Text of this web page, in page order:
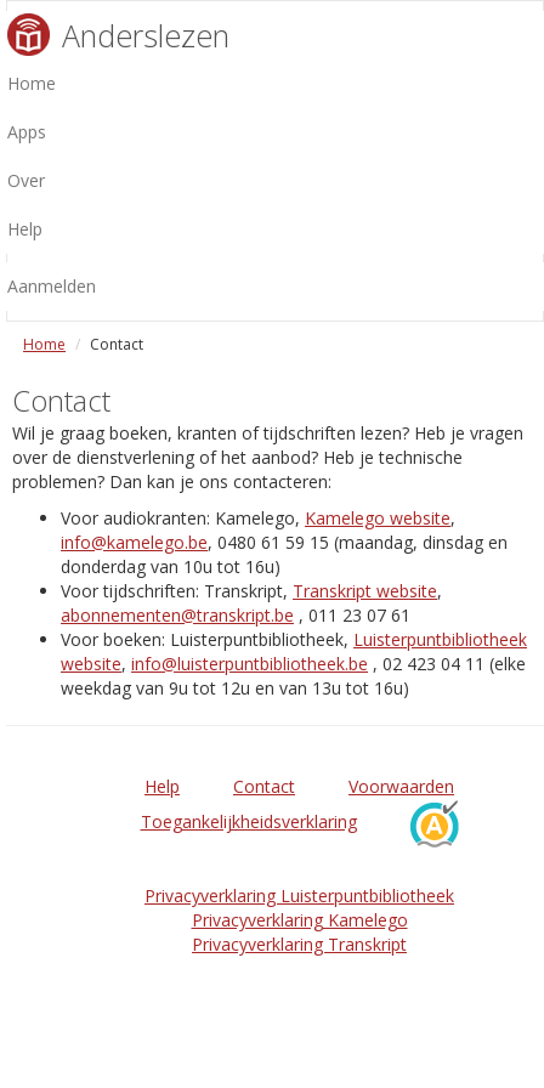
Anderslezen
Home
Apps
Over
Help
Aanmelden
Home Contact
Contact
Wil je graag boeken, kranten of tijdschriften lezen? Heb je vragen
over de dienstverlening of het aanbod? Heb je technische
problemen? Dan kan je ons contacteren:
Voor audiokranten: Kamelego, Kamelego website,
info@kamelego.be, 0480 61 59 15 (maandag, dinsdag en
donderdag van 10u tot 16u)
Voor tijdschriften: Transkript, Transkript website,
abonnementen@transkript.be , 011 23 07 61
Voor boeken: Luisterpuntbibliotheek, Luisterpuntbibliotheek
website, info@luisterpuntbibliotheek.be , 02 423 04 11 (elke
weekdag van 9u tot 12u en van 13u tot 16u)
Help Contact
Voorwaarden
Toegankelijkheidsverklaring
Privacyverklaring Luisterpuntbibliotheek
Privacyverklaring Kamelego
Privacyverklaring Transkript